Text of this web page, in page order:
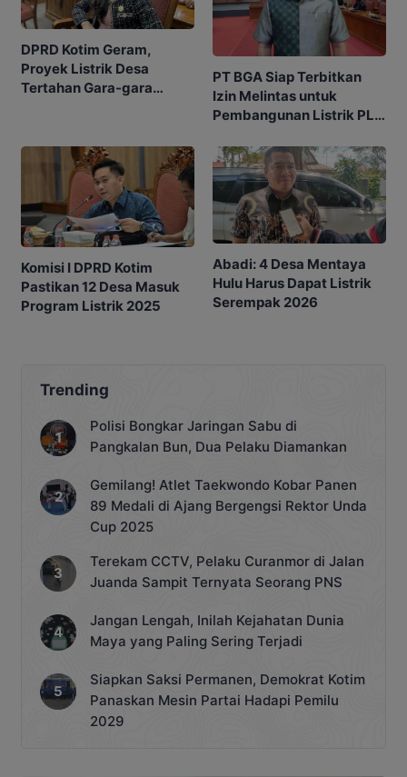
DPRD Kotim Geram,
Proyek Listrik Desa
Tertahan Gara-gara
PT BGA Siap Terbitkan
Izin Melintas untuk
Pembangunan Listrik PLN
Komisi I DPRD Kotim
Pastikan 12 Desa Masuk
Program Listrik 2025
Abadi: 4 Desa Mentaya
Hulu Harus Dapat Listrik
Serempak 2026
Trending
Polisi Bongkar Jaringan Sabu di
Pangkalan Bun, Dua Pelaku Diamankan
Gemilang! Atlet Taekwondo Kobar Panen
89 Medali di Ajang Bergengsi Rektor Unda
Cup 2025
Terekam CCTV, Pelaku Curanmor di Jalan
Juanda Sampit Ternyata Seorang PNS
Jangan Lengah, Inilah Kejahatan Dunia
Maya yang Paling Sering Terjadi
Siapkan Saksi Permanen, Demokrat Kotim
Panaskan Mesin Partai Hadapi Pemilu
2029